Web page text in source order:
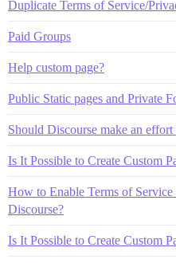
Duplicate Terms of Service/
Paid Groups
Help custom page?
Public Static pages and Private
Should Discourse make an
Is It Possible to Create Custom
How to Enable Terms of
Discourse?
Is It Possible to Create Custom